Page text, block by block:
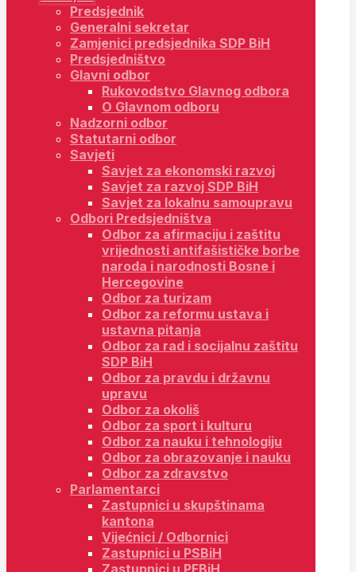
Predsjednik
Generalni sekretar
Zamjenici predsjednika SDP BiH
Predsjedništvo
Glavni odbor
Rukovodstvo Glavnog odbora
O Glavnom odboru
Nadzorni odbor
Statutarni odbor
Savjeti
Savjet za ekonomski razvoj
Savjet za razvoj SDP BiH
Savjet za lokalnu samoupravu
Odbori Predsjedništva
Odbor za afirmaciju i zaštitu
vrijednosti antifašističke borbe
naroda i narodnosti Bosne i
Hercegovine
Odbor za turizam
Odbor za reformu ustava i
ustavna pitanja
Odbor za rad i socijalnu zaštitu
SDP BiH
Odbor za pravdu i državnu
upravu
Odbor za okoliš
Odbor za sport i kulturu
Odbor za nauku i tehnologiju
Odbor za obrazovanje i nauku
Odbor za zdravstvo
Parlamentarci
Zastupnici u skupštinama
kantona
Vijećnici / Odbornici
Zastupnici u PSBiH
Zastupnici u PFBiH